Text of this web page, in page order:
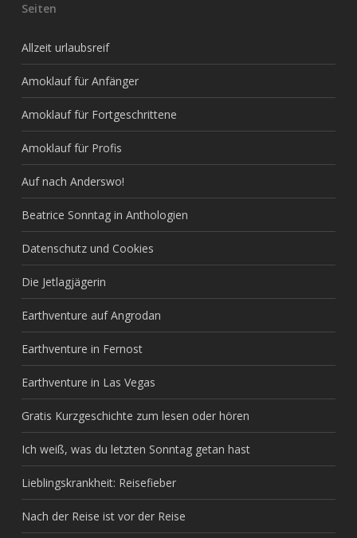
Seiten
Allzeit urlaubsreif
Amoklauf für Anfänger
Amoklauf für Fortgeschrittene
Amoklauf für Profis
Auf nach Anderswo!
Beatrice Sonntag in Anthologien
Datenschutz und Cookies
Die Jetlagjägerin
Earthventure auf Angrodan
Earthventure in Fernost
Earthventure in Las Vegas
Gratis Kurzgeschichte zum lesen oder hören
Ich weiß, was du letzten Sonntag getan hast
Lieblingskrankheit: Reisefieber
Nach der Reise ist vor der Reise